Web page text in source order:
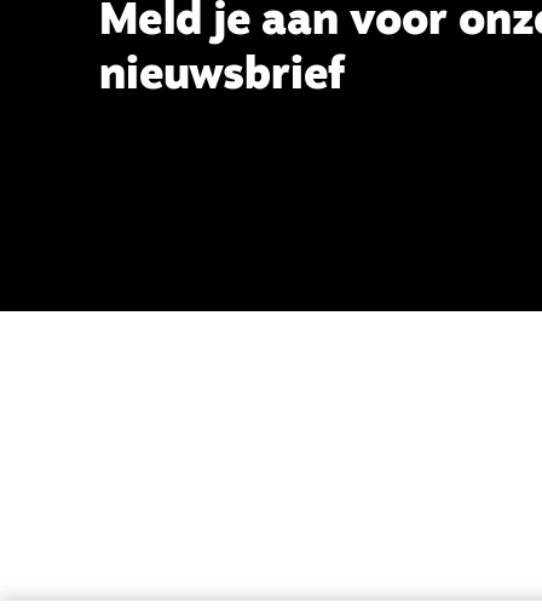
Meld je aan voor
nieuwsbrief